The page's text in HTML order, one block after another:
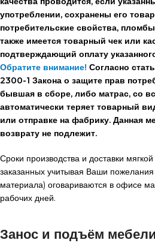
употреблении, сохранены его
потребительские свойства,
также имеется товарный чек или
подтверждающий оплату
Обратите внимание! Согласно
2300-1 Закона о защите прав
бывшая в сборе, либо матрас, со
автоматически теряет товарный
или отправке на фабрику. Данная
возврату не подлежит.
Сроки производства и доставки
заказанных учитывая Ваши
материала) оговариваются в офисе
рабочих дней.
Занос и подъём мебели